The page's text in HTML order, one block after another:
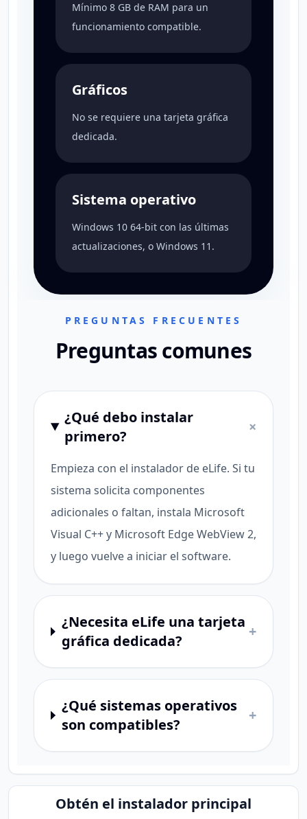
Mínimo 8 GB de RAM para un
funcionamiento compatible.
Gráficos
No se requiere una tarjeta gráfica
dedicada.
Sistema operativo
Windows 10 64-bit con las últimas
actualizaciones, o Windows 11.
PREGUNTAS FRECUENTES
Preguntas comunes
¿Qué debo instalar
primero?
×
Empieza con el instalador de eLife. Si tu
sistema solicita componentes
adicionales o faltan, instala Microsoft
Visual C++ y Microsoft Edge WebView 2,
y luego vuelve a iniciar el software.
¿Necesita eLife una tarjeta
gráfica dedicada?
+
¿Qué sistemas operativos
son compatibles?
+
Obtén el instalador principal